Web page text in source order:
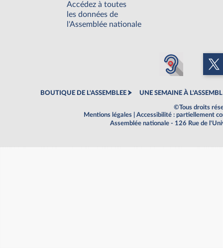
Accédez à toutes
les données de
l'Assemblée nationale
BOUTIQUE DE L'ASSEMBLEE UNE SEMAINE À
©Tous droits
Mentions légales
Accessibilité : partiellement
Assemblée nationale - 126 Rue de